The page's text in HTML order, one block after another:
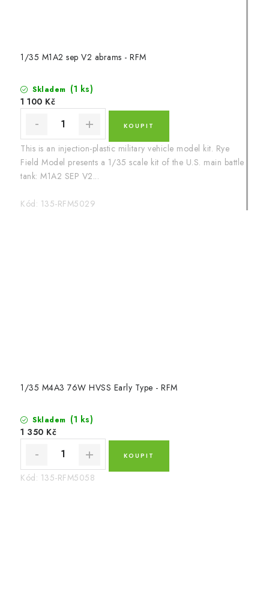
1/35 M1A2 sep V2 abrams - RFM
Skladem (1 ks)
1 100 Kč
This is an injection-plastic military vehicle model kit. Rye
Field Model presents a 1/35 scale kit of the U.S. main battle
tank: M1A2 SEP V2...
Kód: 135-RFM5029
1/35 M4A3 76W HVSS Early Type - RFM
Skladem (1 ks)
1 350 Kč
Kód: 135-RFM5058